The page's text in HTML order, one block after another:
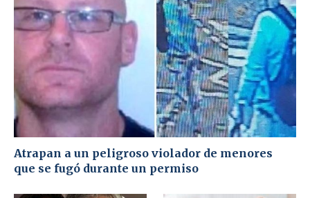
Atrapan a un peligroso violador de menores
que se fugó durante un permiso